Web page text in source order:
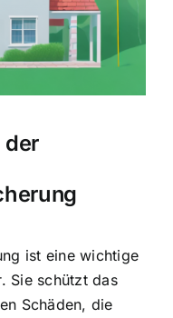
der
ist eine wichtige
Sie schützt das
Schäden, die